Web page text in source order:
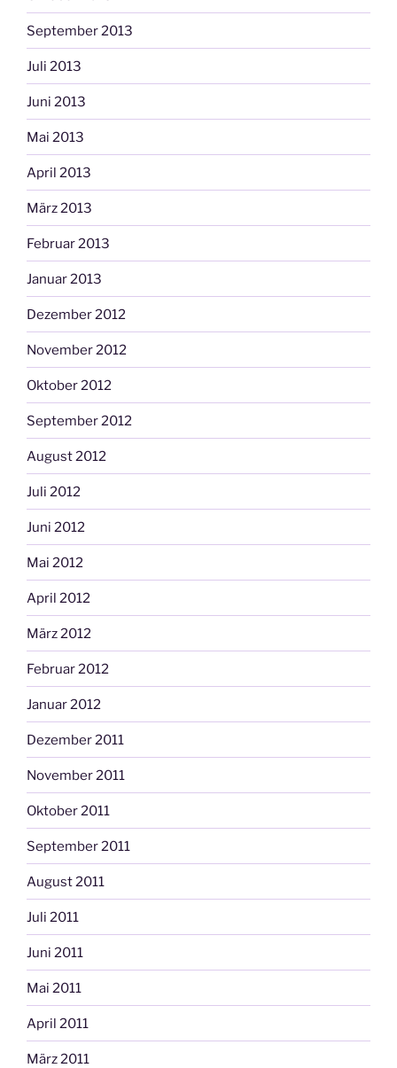
September 2013
Juli 2013
Juni 2013
Mai 2013
April 2013
März 2013
Februar 2013
Januar 2013
Dezember 2012
November 2012
Oktober 2012
September 2012
August 2012
Juli 2012
Juni 2012
Mai 2012
April 2012
März 2012
Februar 2012
Januar 2012
Dezember 2011
November 2011
Oktober 2011
September 2011
August 2011
Juli 2011
Juni 2011
Mai 2011
April 2011
März 2011